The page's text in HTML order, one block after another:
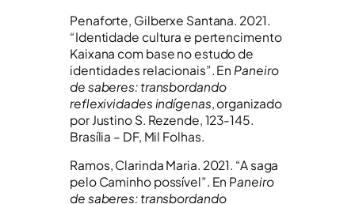
Penaforte, Gilberxe Santana. 2021.
“Identidade cultura e pertencimento
Kaixana com base no estudo de
identidades relacionais”. En Paneiro
de saberes: transbordando
reflexividades indígenas , organizado
por Justino S. Rezende, 123-145.
Brasília – DF, Mil Folhas.
Ramos, Clarinda Maria. 2021. “A saga
pelo Caminho possível”. En Paneiro
de saberes: transbordando